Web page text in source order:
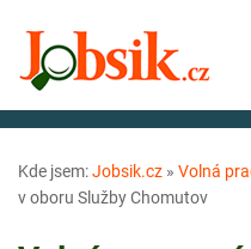
Kde jsem:Jobsik.cz » Volná
v oboru Služby Chomutov